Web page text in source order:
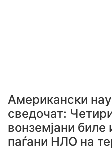
Американски
сведочат:
вонземјани биле
паѓани НЛО на